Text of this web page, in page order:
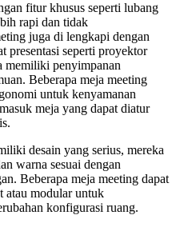
fitur khusus seperti lubang
rapi dan tidak
juga di lengkapi dengan
presentasi seperti proyektor
memiliki penyimpanan
Beberapa meja meeting
untuk kenyamanan
meja yang dapat diatur
desain yang serius, mereka
warna sesuai dengan
Beberapa meja meeting dapat
atau modular untuk
konfigurasi ruang.